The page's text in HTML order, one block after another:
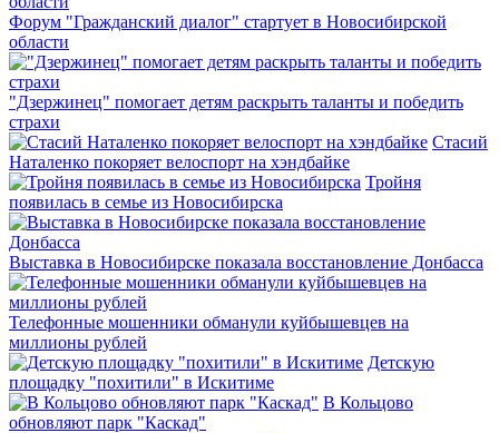
Форум "Гражданский диалог" стартует в Новосибирской
области
"Дзержинец" помогает детям раскрыть таланты и победить
страхи
Стасий
Наталенко покоряет велоспорт на хэндбайке
Тройня
появилась в семье из Новосибирска
Выставка в Новосибирске показала восстановление Донбасса
Телефонные мошенники обманули куйбышевцев на
миллионы рублей
Детскую
площадку "похитили" в Искитиме
В Кольцово
обновляют парк "Каскад"